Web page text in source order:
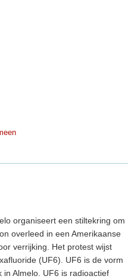
organiseert een stiltekring om
overleed in een Amerikaanse
verrijking. Het protest wijst
(UF6). UF6 is de vorm
Almelo. UF6 is radioactief